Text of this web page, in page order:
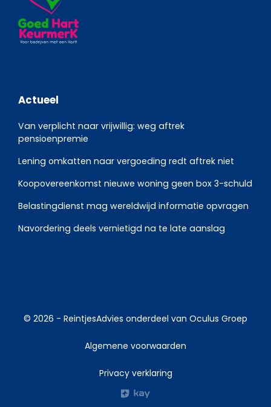
Actueel
Van verplicht naar vrijwillig: weg aftrek
pensioenpremie
Lening omkatten naar vergoeding redt aftrek niet
Koopovereenkomst nieuwe woning geen box 3-schuld
Belastingdienst mag wereldwijd informatie opvragen
Navordering deels vernietigd na te late aanslag
© 2026 - ReintjesAdvies onderdeel van Oculus Groep
Algemene voorwaarden
Privacy verklaring